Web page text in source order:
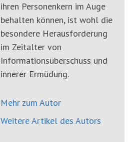
ihren Personenkern im Auge
behalten können, ist wohl die
besondere Herausforderung
im Zeitalter von
Informationsüberschuss und
innerer Ermüdung.
Mehr zum Autor
Weitere Artikel des Autors